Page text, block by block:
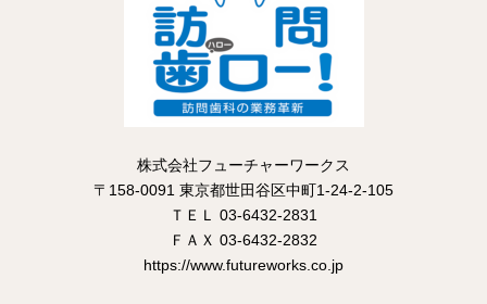
株式会社フューチャーワークス
〒158-0091 東京都世田谷区中町1-24-2-105
ＴＥＬ 03-6432-2831
ＦＡＸ 03-6432-2832
https://www.futureworks.co.jp